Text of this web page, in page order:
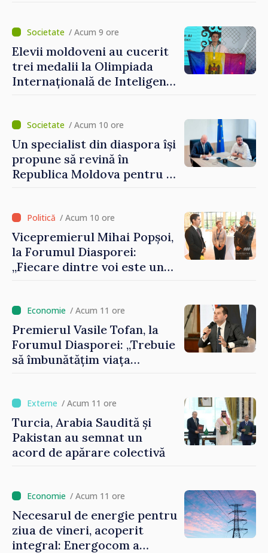
Grosu: „Este important să
depășim blocajele și să dăm o
șansă localităților să se
dezvolte”
/ Acum 9 ore
Elevii moldoveni au cucerit
trei medalii la Olimpiada
Internațională de Inteligență
/ Acum 10 ore
Un specialist din diaspora își
propune să revină în
Republica Moldova pentru a
/ Acum 10 ore
Vicepremierul Mihai Popșoi,
la Forumul Diasporei:
„Fiecare dintre voi este un
imaginii Republicii Moldova”
/ Acum 11 ore
Premierul Vasile Tofan, la
Forumul Diasporei: „Trebuie
să îmbunătățim viața
/ Acum 11 ore
Turcia, Arabia Saudită și
Pakistan au semnat un
acord de apărare colectivă
/ Acum 11 ore
Necesarul de energie pentru
ziua de vineri, acoperit
integral: Energocom a